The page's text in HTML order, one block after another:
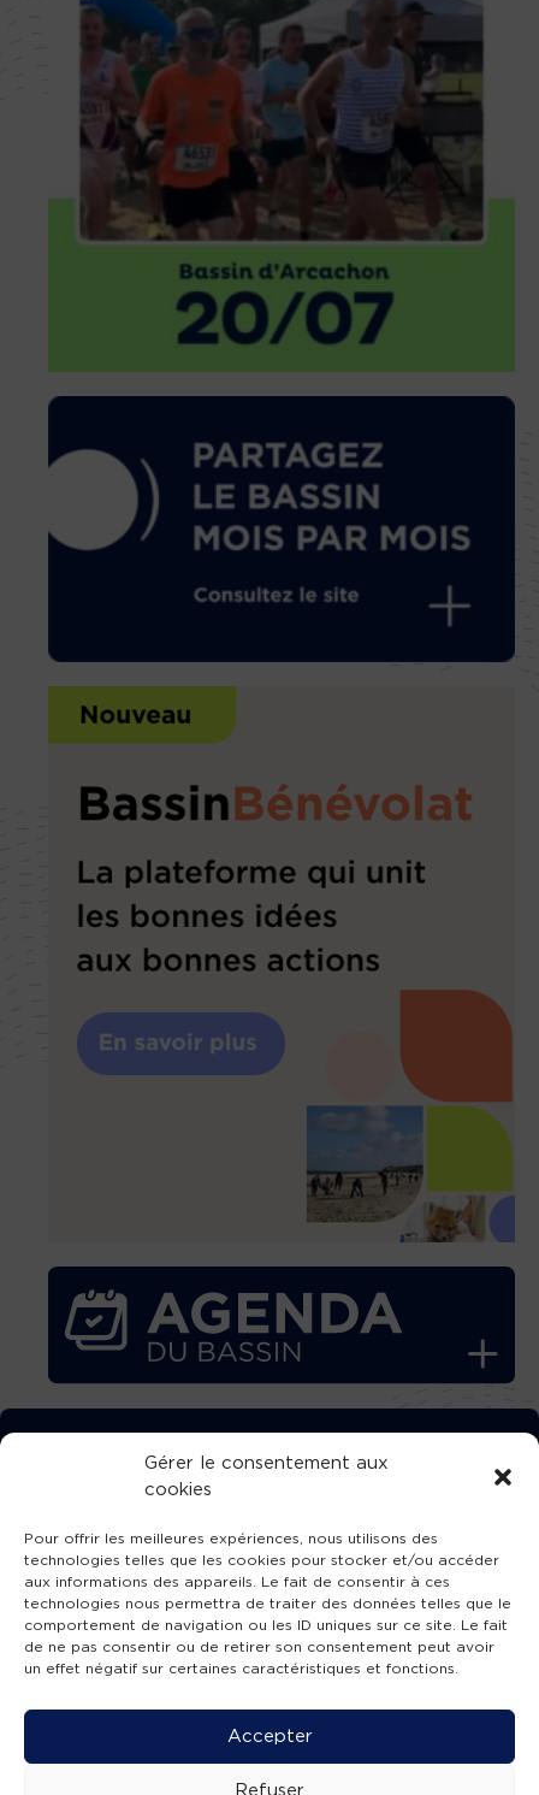
Gérer le consentement aux
cookies
Pour offrir les meilleures expériences, nous utilisons des
technologies telles que les cookies pour stocker et/ou accéder
aux informations des appareils. Le fait de consentir à ces
technologies nous permettra de traiter des données telles que le
comportement de navigation ou les ID uniques sur ce site. Le fait
de ne pas consentir ou de retirer son consentement peut avoir
un effet négatif sur certaines caractéristiques et fonctions.
Accepter
Refuser
TÉLÉCHARGEZ GRATUITEMENT
L’APPLICATION TVBA !
SUIVEZ-NOUS !
Mentions légales -Accessibilité